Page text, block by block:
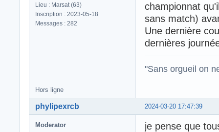
Lieu : Marsat (63)
Inscription : 2023-05-18
Messages : 282
championnat
sans match)
Une dernière
dernières
"Sans orgueil on
Hors ligne
2024-03-20 17:47:39
phylipexrcb
Moderator
je pense que